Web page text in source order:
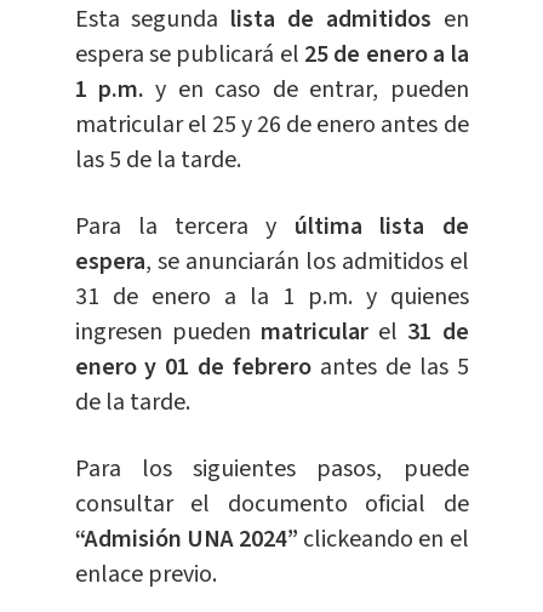
Esta segunda lista de admitidos en
espera se publicará el 25 de enero a la
1 p.m. y en caso de entrar, pueden
matricular el 25 y 26 de enero antes de
las 5 de la tarde.
Para la tercera y última lista de
espera, se anunciarán los admitidos el
31 de enero a la 1 p.m. y quienes
ingresen pueden matricular el 31 de
enero y 01 de febrero antes de las 5
de la tarde.
Para los siguientes pasos, puede
consultar el documento oficial de
“Admisión UNA 2024” clickeando en el
enlace previo.